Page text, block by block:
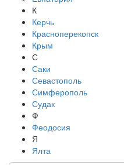
К
Керчь
Красноперекопск
Крым
С
Саки
Севастополь
Симферополь
Судак
Ф
Феодосия
Я
Ялта